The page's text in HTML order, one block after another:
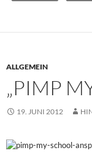
ALLGEMEIN
„PIMP
19. JUNI 2012